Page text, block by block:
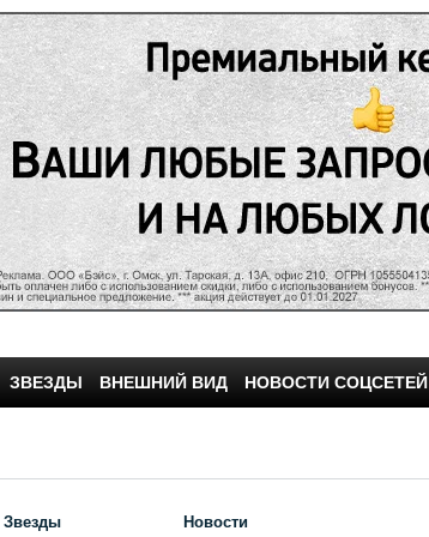
ЗВЕЗДЫ ВНЕШНИЙ ВИД НОВОСТИ СОЦСЕТЕЙ
Звезды Новости